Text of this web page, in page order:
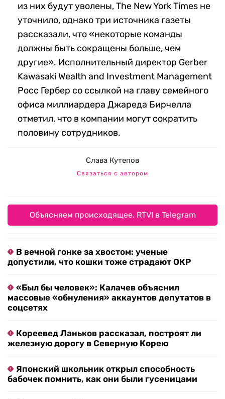
из них будут уволены, The New York Times не
уточнило, однако три источника газеты
рассказали, что «некоторые команды
должны быть сокращены больше, чем
другие». Исполнительный директор Gerber
Kawasaki Wealth and Investment Management
Росс Гербер со ссылкой на главу семейного
офиса миллиардера Джареда Бирчелла
отметил, что в компании могут сократить
половину сотрудников.
Слава Кутепов
Связаться с автором
Объясняем происходящее. RTVI в Telegram
В вечной гонке за хвостом: ученые
допустили, что кошки тоже страдают ОКР
«Был бы человек»: Калачев объяснил
массовые «обнуления» аккаунтов депутатов в
соцсетях
Кореевед Ланьков рассказал, построят ли
железную дорогу в Северную Корею
Японский школьник открыл способность
бабочек помнить, как они были гусеницами